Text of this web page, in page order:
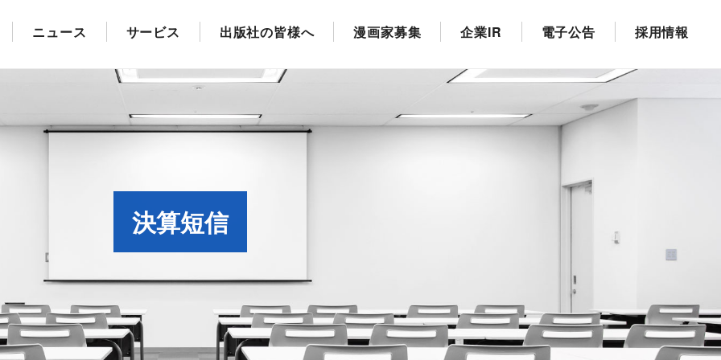
ニュース サービス 出版社の皆様へ 漫画家募集 企業IR 電子公告 採用情報
決算短信